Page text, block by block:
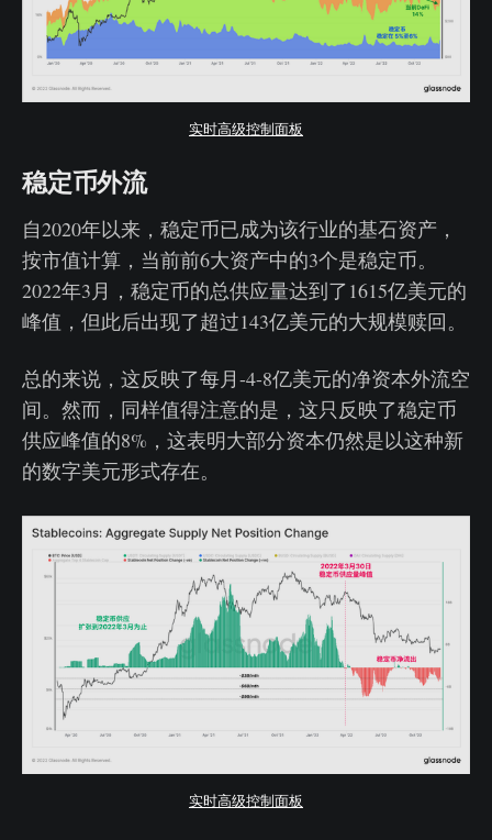
实时高级控制面板
稳定币外流
自2020年以来，稳定币已成为该行业的基石资产，
按市值计算，当前前6大资产中的3个是稳定币。
2022年3月，稳定币的总供应量达到了1615亿美元的
峰值，但此后出现了超过143亿美元的大规模赎回。
总的来说，这反映了每月-4-8亿美元的净资本外流空
间。然而，同样值得注意的是，这只反映了稳定币
供应峰值的8%，这表明大部分资本仍然是以这种新
的数字美元形式存在。
实时高级控制面板